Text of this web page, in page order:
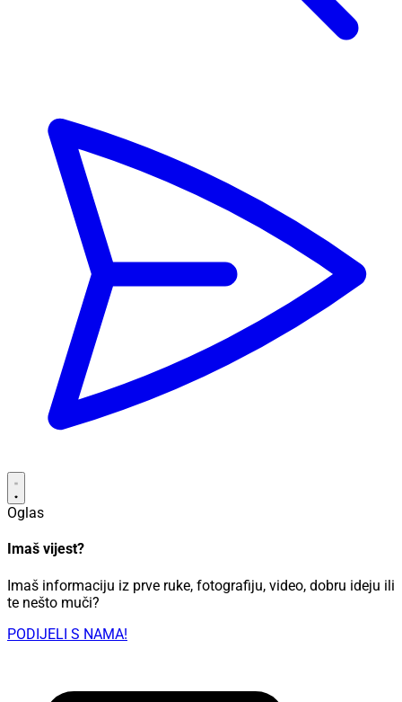
Oglas
Imaš vijest?
Imaš informaciju iz prve ruke, fotografiju, video, dobru ideju ili
te nešto muči?
PODIJELI S NAMA!